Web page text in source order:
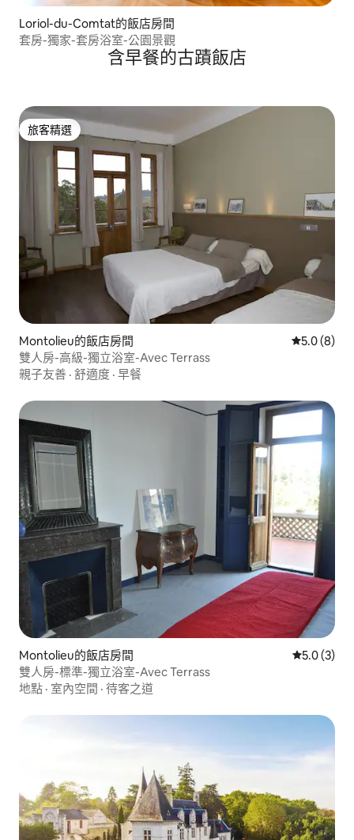
Loriol-du-Comtat的飯店房間
套房-獨家-套房浴室-公園景觀
含早餐的古蹟飯店
旅客精選
旅客精選
Montolieu的飯店房間 從 8 則評
5.0 (8)
雙人房-高級-獨立浴室-Avec Terrass
親子友善 · 舒適度 · 早餐
Montolieu的飯店房間 從 3 則評
5.0 (3)
雙人房-標準-獨立浴室-Avec Terrass
地點 · 室內空間 · 待客之道